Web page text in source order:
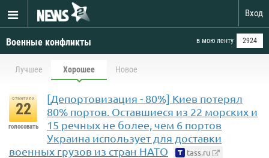
Вход
Военные конфликты в мою ленту 2924
Лучшее Хорошее Новое
отметили
22
голосовать
[Депортовизация - 80%] Киев потерял
80% портов. Оставшиеся из 22 морских и
15 речных не более, чем 6 портов
Украина использует для доставки
военных грузов из стран НАТО
tass.ru